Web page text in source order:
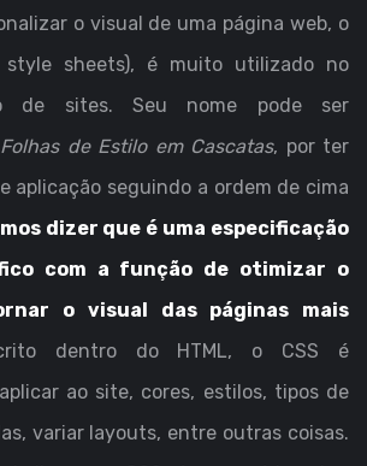
o visual de uma página web, o
style sheets), é muito utilizado no
de sites. Seu nome pode ser
Folhas de Estilo em Cascatas, por ter
aplicação seguindo a ordem de cima
dizer que é uma especificação
com a função de otimizar o
o visual das páginas mais
dentro do HTML, o CSS é
ao site, cores, estilos, tipos de
variar layouts, entre outras coisas.